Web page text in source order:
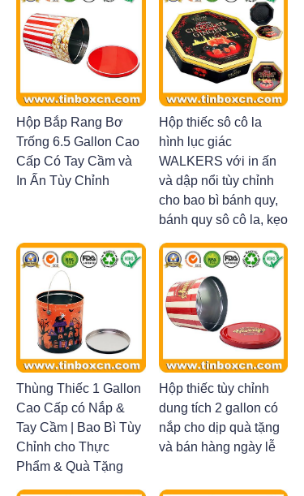
Hộp Bắp Rang Bơ
Trống 6.5 Gallon Cao
Cấp Có Tay Cầm và
In Ấn Tùy Chỉnh
Hộp thiếc sô cô la
hình lục giác
WALKERS với in ấn
và dập nổi tùy chỉnh
cho bao bì bánh quy,
bánh quy sô cô la, kẹo
Thùng Thiếc 1 Gallon
Cao Cấp có Nắp &
Tay Cầm | Bao Bì Tùy
Chỉnh cho Thực
Phẩm & Quà Tặng
Hộp thiếc tùy chỉnh
dung tích 2 gallon có
nắp cho dịp quà tặng
và bán hàng ngày lễ